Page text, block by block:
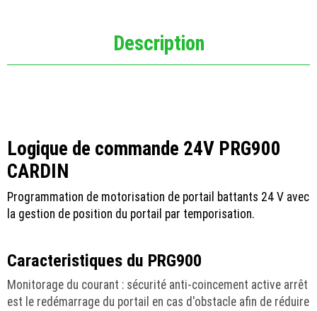
Description
Logique de commande 24V PRG900
CARDIN
Programmation de motorisation de portail battants 24 V avec
la gestion de position du portail par temporisation.
Caracteristiques du PRG900
Monitorage du courant : sécurité anti-coincement active arrêt
est le redémarrage du portail en cas d'obstacle afin de réduire